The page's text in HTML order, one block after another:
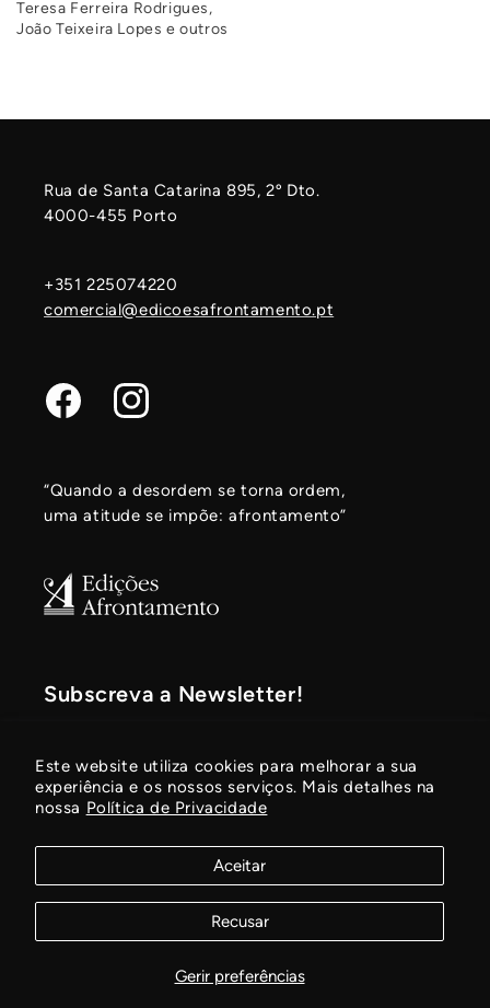
Este website utiliza cookies para melhorar a sua
experiência e os nossos serviços. Mais detalhes na
nossa Política de Privacidade
Gerir preferências
Aceitar
Recusar
Teresa Ferreira Rodrigues,
João Teixeira Lopes e outros
Rua de Santa Catarina 895, 2º Dto.
4000-455 Porto
+351 225074220
comercial@edicoesafrontamento.pt
Facebook Instagram
“Quando a desordem se torna ordem,
uma atitude se impõe: afrontamento”
Subscreva a Newsletter!
Fique a par de novidades, lançamentos
de livros e promoções em vigor!
Edições Afrontamento Com tecnologia Shopify
Preferências de cookies